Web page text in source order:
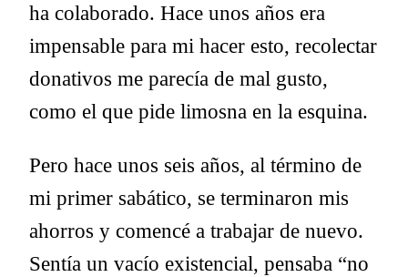
ha colaborado. Hace unos años era
impensable para mi hacer esto, recolectar
donativos me parecía de mal gusto,
como el que pide limosna en la esquina.
Pero hace unos seis años, al término de
mi primer sabático, se terminaron mis
ahorros y comencé a trabajar de nuevo.
Sentía un vacío existencial, pensaba “no